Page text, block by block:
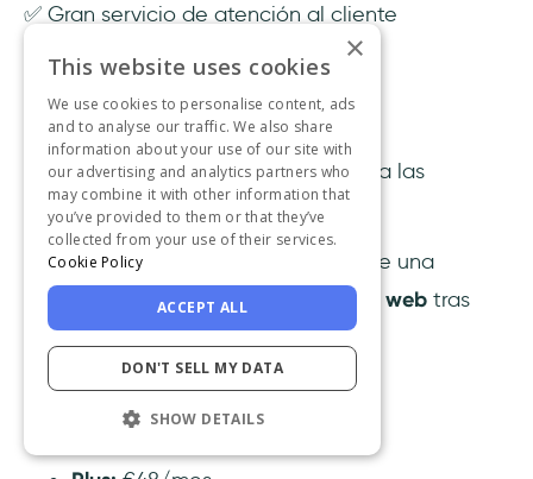
✅ Gran servicio de atención al cliente
Contras
❌ El plan gratuito es muy limitado.
❌ Hay una curva de aprendizaje para las
funciones avanzadas.
❌ Algunos usuarios han informado de una
disminución del rendimiento del sitio web tras
instalar el código de seguimiento.
Precios
×
This website uses cookies
We use cookies to personalise content, ads
and to analyse our traffic. We also share
information about your use of our site with
our advertising and analytics partners who
may combine it with other information that
you’ve provided to them or that they’ve
collected from your use of their services.
Cookie Policy
ACCEPT ALL
DON'T SELL MY DATA
SHOW DETAILS